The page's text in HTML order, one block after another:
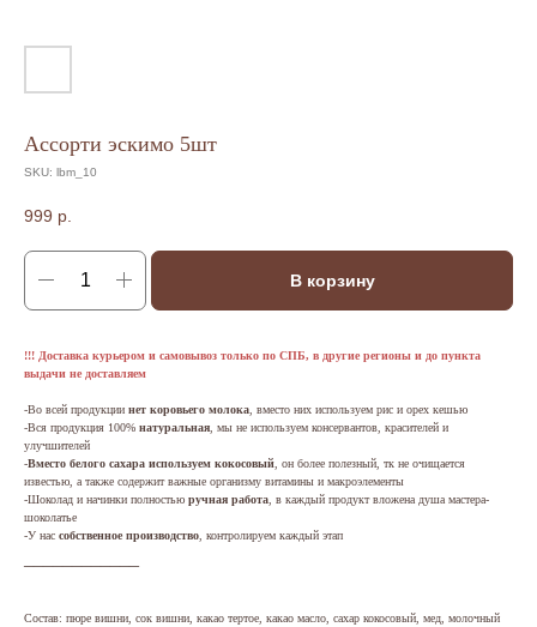
Ассорти эскимо 5шт
SKU: lbm_10
999 р.
В корзину
!!! Доставка курьером и самовывоз только по СПБ, в другие регионы и до пункта
выдачи не доставляем
-Во всей продукции нет коровьего молока , вместо них используем рис и орех кешью
-Вся продукция 100% натуральная , мы не используем консервантов, красителей и
улучшителей
-Вместо белого сахара используем кокосовый , он более полезный, тк не очищается
известью, а также содержит важные организму витамины и макроэлементы
-Шоколад и начинки полностью ручная работа , в каждый продукт вложена душа мастера-
шоколатье
-У нас собственное производство , контролируем каждый этап
Состав: пюре вишни, сок вишни, какао тертое, какао масло, сахар кокосовый, мед, молочный